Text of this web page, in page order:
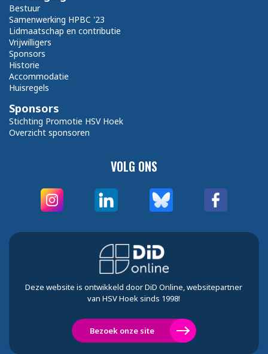
VOLG ONS
Bestuur
Samenwerking HPBC '23
Lidmaatschap en contributie
Vrijwilligers
Sponsors
Historie
Accommodatie
Huisregels
Sponsors
Stichting Promotie HSV Hoek
Overzicht sponsoren
Deze website is ontwikkeld door DiD Online, websitepartner
van HSV Hoek sinds 1998!
Bezoek onze site